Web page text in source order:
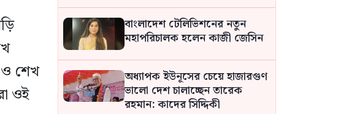
ও শেখ
ওই
বাংলাদেশ টেলিভিশনের নতুন
মহাপরিচালক হলেন কাজী জেসিন
অধ্যাপক ইউনূসের চেয়ে হাজারগুণ
ভালো দেশ চালাচ্ছেন তারেক
রহমান: কাদের সিদ্দিকী